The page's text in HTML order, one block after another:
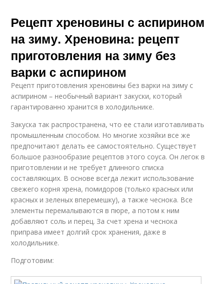
Рецепт хреновины с аспирином
на зиму. Хреновина: рецепт
приготовления на зиму без
варки с аспирином
Рецепт приготовления хреновины без варки на зиму с
аспирином – необычный вариант закуски, который
гарантированно хранится в холодильнике.
Закуска так распространена, что ее стали изготавливать
промышленным способом. Но многие хозяйки все же
предпочитают делать ее самостоятельно. Существует
большое разнообразие рецептов этого соуса. Он легок в
приготовлении и не требует длинного списка
составляющих. В основе всегда лежит использование
свежего корня хрена, помидоров (только красных или
красных и зеленых вперемешку), а также чеснока. Все
элементы перемалываются в пюре, а потом к ним
добавляют соль и перец. За счет хрена и чеснока
приправа имеет долгий срок хранения, даже в
холодильнике.
Подготовим: